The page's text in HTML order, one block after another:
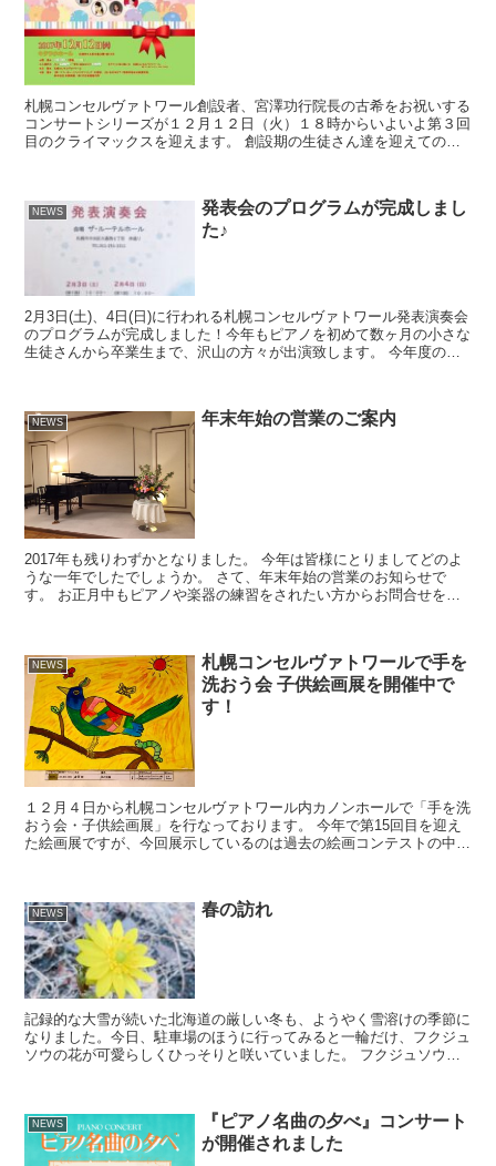
札幌コンセルヴァトワール創設者、宮澤功行院長の古希をお祝いする
コンサートシリーズが１２月１２日（火）１８時からいよいよ第３回
目のクライマックスを迎えます。 創設期の生徒さん達を迎えてのサ
NEWS
発表会のプログラムが完成しまし
た♪
2月3日(土)、4日(日)に行われる札幌コンセルヴァトワール発表演奏会
のプログラムが完成しました！今年もピアノを初めて数ヶ月の小さな
生徒さんから卒業生まで、沢山の方々が出演致します。 今年度の発
NEWS 年末年始の営業のご案内
2017年も残りわずかとなりました。 今年は皆様にとりましてどのよ
うな一年でしたでしょうか。 さて、年末年始の営業のお知らせで
す。 お正月中もピアノや楽器の練習をされたい方からお問合せを頂
NEWS
札幌コンセルヴァトワールで手を
洗おう会 子供絵画展を開催中で
す！
１２月４日から札幌コンセルヴァトワール内カノンホールで「手を洗
おう会・子供絵画展」を行なっております。 今年で第15回目を迎え
た絵画展ですが、今回展示しているのは過去の絵画コンテストの中か
NEWS 春の訪れ
記録的な大雪が続いた北海道の厳しい冬も、ようやく雪溶けの季節に
なりました。今日、駐車場のほうに行ってみると一輪だけ、フクジュ
ソウの花が可愛らしくひっそりと咲いていました。 フクジュソウは
NEWS
『ピアノ名曲の夕べ』コンサート
が開催されました